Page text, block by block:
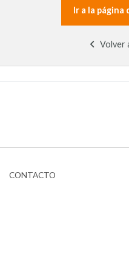
Ir a la página
Volver
CONTACTO